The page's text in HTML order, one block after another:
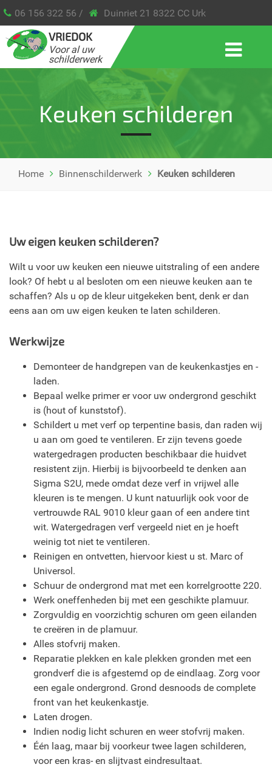
06 156 322 56 / Duinriet 21 8322 CC Urk
VRIEDOK
Voor al uw
schilderwerk
Keuken schilderen
Home Binnenschilderwerk Keuken schilderen
Uw eigen keuken schilderen?
Wilt u voor uw keuken een nieuwe uitstraling of een andere
look? Of hebt u al besloten om een nieuwe keuken aan te
schaffen? Als u op de kleur uitgekeken bent, denk er dan
eens aan om uw eigen keuken te laten schilderen.
Werkwijze
Demonteer de handgrepen van de keukenkastjes en -
laden.
Bepaal welke primer er voor uw ondergrond geschikt
is (hout of kunststof).
Schildert u met verf op terpentine basis, dan raden wij
u aan om goed te ventileren. Er zijn tevens goede
watergedragen producten beschikbaar die huidvet
resistent zijn. Hierbij is bijvoorbeeld te denken aan
Sigma S2U, mede omdat deze verf in vrijwel alle
kleuren is te mengen. U kunt natuurlijk ook voor de
vertrouwde RAL 9010 kleur gaan of een andere tint
wit. Watergedragen verf vergeeld niet en je hoeft
weinig tot niet te ventileren.
Reinigen en ontvetten, hiervoor kiest u st. Marc of
Universol.
Schuur de ondergrond mat met een korrelgrootte 220.
Werk oneffenheden bij met een geschikte plamuur.
Zorgvuldig en voorzichtig schuren om geen eilanden
te creëren in de plamuur.
Alles stofvrij maken.
Reparatie plekken en kale plekken gronden met een
grondverf die is afgestemd op de eindlaag. Zorg voor
een egale ondergrond. Grond desnoods de complete
front van het keukenkastje.
Laten drogen.
Indien nodig licht schuren en weer stofvrij maken.
Één laag, maar bij voorkeur twee lagen schilderen,
voor een kras- en slijtvast eindresultaat.